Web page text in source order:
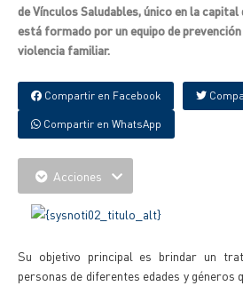
de Vínculos Saludables, único en la
está formado por un equipo de
violencia familiar.
Compartir en Facebook
Compartir en WhatsApp
Acciones
Su objetivo principal es brindar un
personas de diferentes edades y géneros